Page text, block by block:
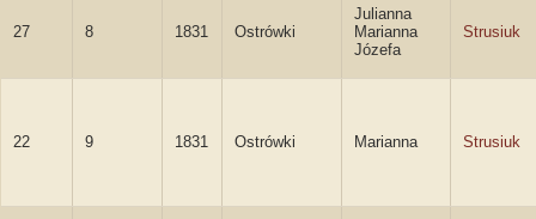
27 8 1831 Ostrówki
Julianna
Marianna
Józefa
Strusiuk
22 9 1831 Ostrówki Marianna Strusiuk